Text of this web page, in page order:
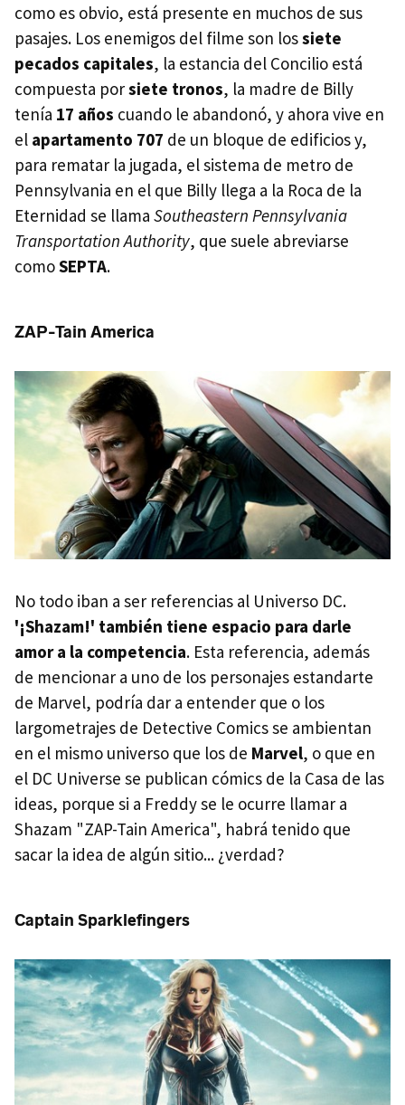
como es obvio, está presente en muchos de sus
pasajes. Los enemigos del filme son lossiete
pecados capitales, la estancia del Concilio está
compuesta porsiete tronos, la madre de Billy
tenía 17 años cuando le abandonó, y ahora vive en
el apartamento 707 de un bloque de edificios y,
para rematar la jugada, el sistema de metro de
Pennsylvania en el que Billy llega a la Roca de la
Eternidad se llama Southeastern Pennsylvania
Transportation Authority, que suele abreviarse
comoSEPTA.
ZAP-Tain America
No todo iban a ser referencias al Universo DC.
'¡Shazam!' también tiene espacio para darle
amor a la competencia. Esta referencia, además
de mencionar a uno de los personajes estandarte
de Marvel, podría dar a entender que o los
largometrajes de Detective Comics se ambientan
en el mismo universo que los de Marvel, o que en
el DC Universe se publican cómics de la Casa de las
ideas, porque si a Freddy se le ocurre llamar a
Shazam "ZAP-Tain America", habrá tenido que
sacar la idea de algún sitio... ¿verdad?
Captain Sparklefingers